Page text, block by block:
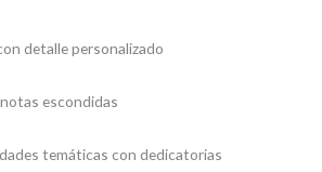
detalle personalizado
escondidas
temáticas con dedicatorias